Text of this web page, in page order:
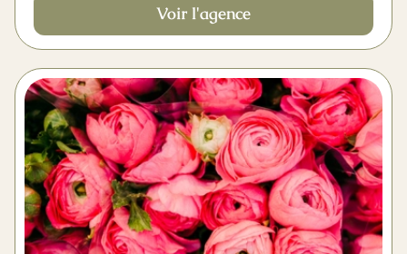
Voir l'agence